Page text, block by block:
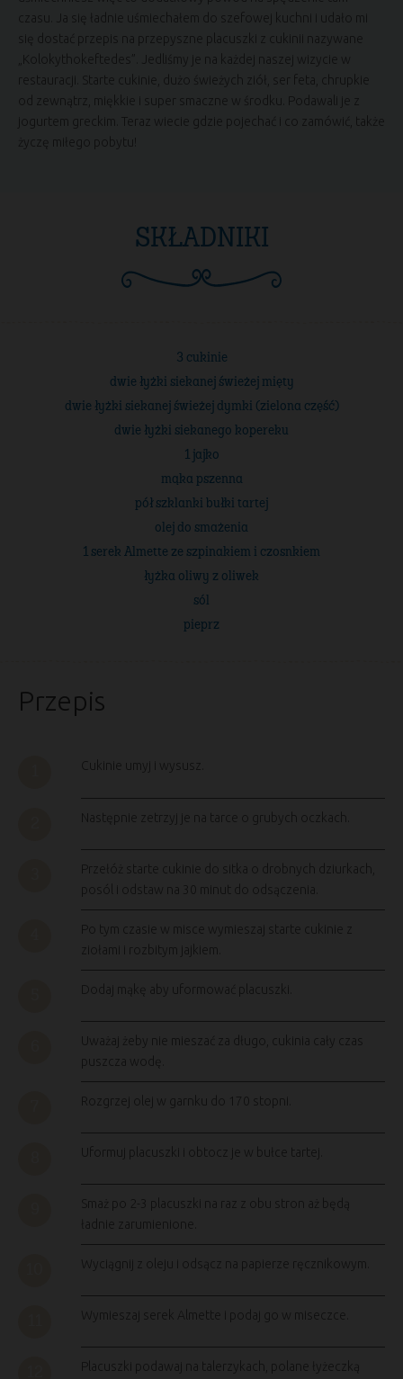
czasu. Ja się ładnie uśmiechałem do szefowej kuchni i udało mi
się dostać przepis na przepyszne placuszki z cukinii nazywane
„Kolokythokeftedes”. Jedliśmy je na każdej naszej wizycie w
restauracji. Starte cukinie, dużo świeżych ziół, ser feta, chrupkie
od zewnątrz, miękkie i super smaczne w środku. Podawali je z
jogurtem greckim. Teraz wiecie gdzie pojechać i co zamówić, także
życzę miłego pobytu!
SKŁADNIKI
3 cukinie
dwie łyżki siekanej świeżej mięty
dwie łyżki siekanej świeżej dymki (zielona część)
dwie łyżki siekanego kopereku
1 jajko
mąka pszenna
pół szklanki bułki tartej
olej do smażenia
1 serek Almette ze szpinakiem i czosnkiem
łyżka oliwy z oliwek
sól
pieprz
Przepis
Cukinie umyj i wysusz.
Następnie zetrzyj je na tarce o grubych oczkach.
Przełóż starte cukinie do sitka o drobnych dziurkach,
posól i odstaw na 30 minut do odsączenia.
Po tym czasie w misce wymieszaj starte cukinie z
ziołami i rozbitym jajkiem.
Dodaj mąkę aby uformować placuszki.
Uważaj żeby nie mieszać za długo, cukinia cały czas
puszcza wodę.
Rozgrzej olej w garnku do 170 stopni.
Uformuj placuszki i obtocz je w bułce tartej.
Smaż po 2-3 placuszki na raz z obu stron aż będą
ładnie zarumienione.
Wyciągnij z oleju i odsącz na papierze ręcznikowym.
Wymieszaj serek Almette i podaj go w miseczce.
Placuszki podawaj na talerzykach, polane łyżeczką